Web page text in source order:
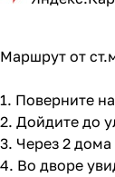
Маршрут от
1. Поверните
2. Дойдите до
3. Через 2
4. Во дворе